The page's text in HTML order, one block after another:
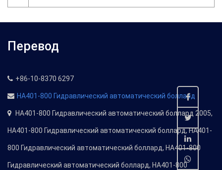
Перевод
+86-10-8370 6297
HA401-800 Гидравлический автоматический боллард
HA401-800 Гидравлический автоматический боллард 2005,
HA401-800 Гидравлический автоматический боллард, HA401-
800 Гидравлический автоматический боллард, HA401-800
Гидравлический автоматический боллард, HA401-800